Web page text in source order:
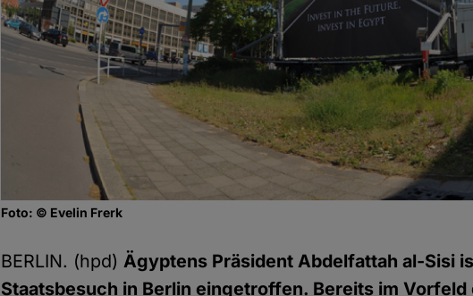
Foto: © Evelin Frerk
BERLIN. (hpd)Ägyptens Präsident Abdelfattah al-Sisi
Staatsbesuch in Berlin eingetroffen. Bereits im Vorfeld